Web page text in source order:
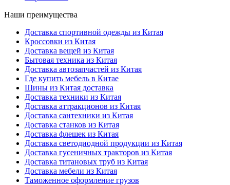
Наши преимущества
Доставка спортивной одежды из Китая
Кроссовки из Китая
Доставка вещей из Китая
Бытовая техника из Китая
Доставка автозапчастей из Китая
Где купить мебель в Китае
Шины из Китая доставка
Доставка техники из Китая
Доставка аттракционов из Китая
Доставка сантехники из Китая
Доставка станков из Китая
Доставка флешек из Китая
Доставка светодиодной продукции из Китая
Доставка гусеничных тракторов из Китая
Доставка титановых труб из Китая
Доставка мебели из Китая
Таможенное оформление грузов